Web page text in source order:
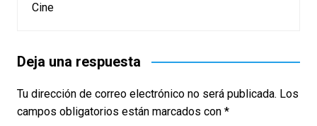
Cine
Deja una respuesta
Tu dirección de correo electrónico no será publicada. Los
campos obligatorios están marcados con *